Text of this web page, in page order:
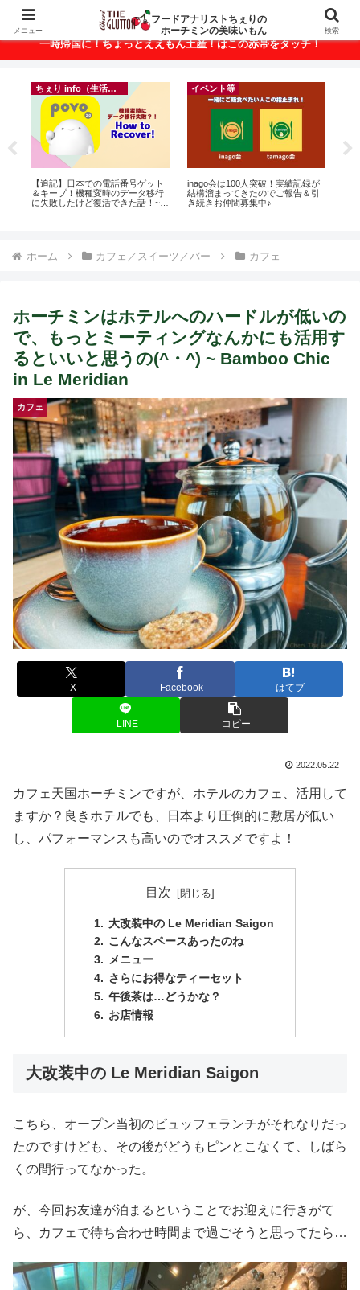
ベトナム・ホーチミンの美味いもんが満載！
一時帰国に！ちょっとええもん土産！はこの赤帯をタッチ！
告＆引
ちぇり info（生活情報）
自分だけじゃない・家族が何かに
悩んでいたら？オンラインカウン
セリングという選択肢
【ホーチミン】ホリデーシーズン
の爪のおしゃれに！ちぇりがずっ
とお世話になってるネイルサロン
ホーム カフェ／スイーツ／バー カフェ
ホーチミンはホテルへのハードルが低いの
で、もっとミーティングなんかにも活用す
るといいと思うの(^・^) ~ Bamboo Chic
in Le Meridian
カフェ
X Facebook はてブ
LINE コピー
2022.05.22
カフェ天国ホーチミンですが、ホテルのカフェ、活用して
ますか？良きホテルでも、日本より圧倒的に敷居が低い
し、パフォーマンスも高いのでオススメですよ！
目次
大改装中の Le Meridian Saigon
こんなスペースあったのね
メニュー
さらにお得なティーセット
午後茶は…どうかな？
お店情報
大改装中の Le Meridian Saigon
こちら、オープン当初のビュッフェランチがそれなりだっ
たのですけども、その後がどうもピンとこなくて、しばら
くの間行ってなかった。
が、今回お友達が泊まるということでお迎えに行きがて
ら、カフェで待ち合わせ時間まで過ごそうと思ってたら…
メニュー
フードアナリストちぇりの
ホーチミンの美味いもん
検索